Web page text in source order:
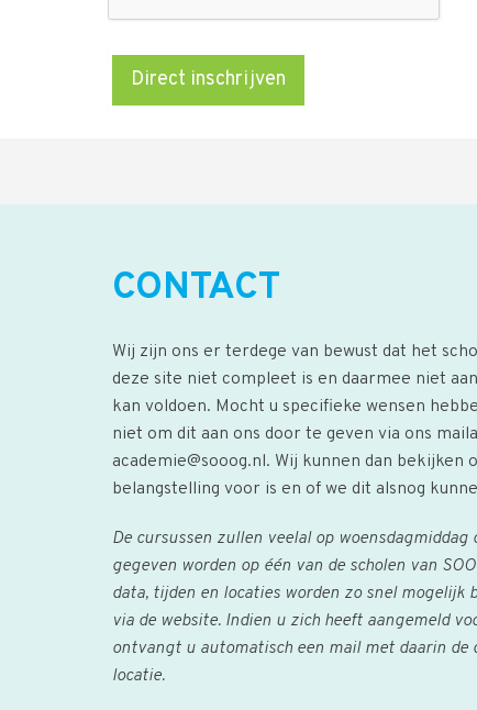
CONTACT
Wij zijn ons er terdege van bewust dat het
deze site niet compleet is en daarmee niet
kan voldoen. Mocht u specifieke wensen
niet om dit aan ons door te geven via ons
academie@sooog.nl. Wij kunnen dan bekijken
belangstelling voor is en of we dit alsnog
De cursussen zullen veelal op woensdagmiddag
gegeven worden op één van de scholen van
data, tijden en locaties worden zo snel mogelijk
via de website. Indien u zich heeft aangemeld
ontvangt u automatisch een mail met daarin de
locatie.